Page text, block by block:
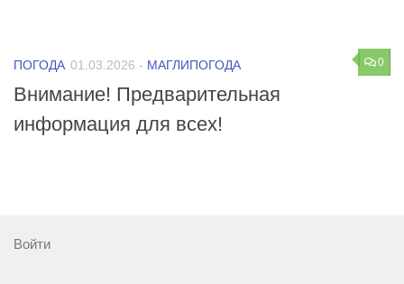
0
ПОГОДА 01.03.2026 - МАГЛИПОГОДА
Внимание! Предварительная
информация для всех!
Войти